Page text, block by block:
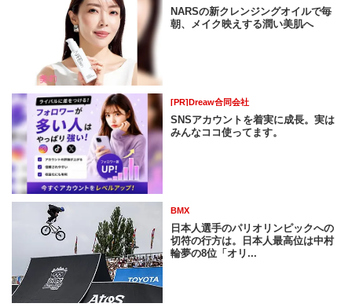
NARSの新クレンジングオイルで毎
朝、メイク映えする潤い美肌へ
[PR]Dreaw合同会社
SNSアカウントを着実に成長。実は
みんなココ使ってます。
BMX
日本人選手のパリオリンピックへの
切符の行方は。日本人最高位は中村
輪夢の8位「オリ...